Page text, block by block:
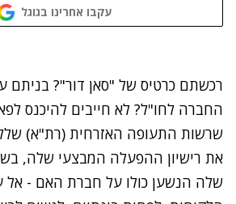
עקבו אחרינו בגוגל
נתקלנו בבעיה
רכשתם כרטיס של "סאן דור"? בניתם
החברה לחו"ל? לא חייבים להיכנס
שרשות התעופה האזרחית (רת"א)
את רישיון ההפעלה המבצעי שלה,
שלה הנשען כולו על חברת האם - אל